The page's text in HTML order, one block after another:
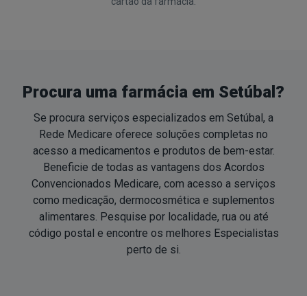
Procura uma farmácia em Setúbal?
Se procura serviços especializados em Setúbal, a
Rede Medicare oferece soluções completas no
acesso a medicamentos e produtos de bem-estar.
Beneficie de todas as vantagens dos Acordos
Convencionados Medicare, com acesso a serviços
como medicação, dermocosmética e suplementos
alimentares. Pesquise por localidade, rua ou até
código postal e encontre os melhores Especialistas
perto de si.